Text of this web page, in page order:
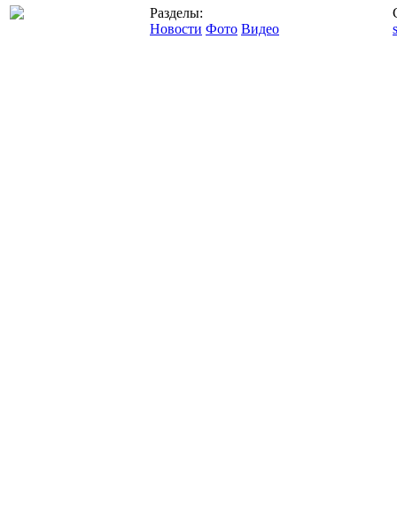
Разделы:
Новости Фото Видео